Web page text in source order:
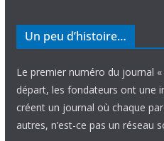
Un peu d’histoire…
Le premier numéro du journal «
départ, les fondateurs ont une
créent un journal où chaque
autres, n’est-ce pas un réseau